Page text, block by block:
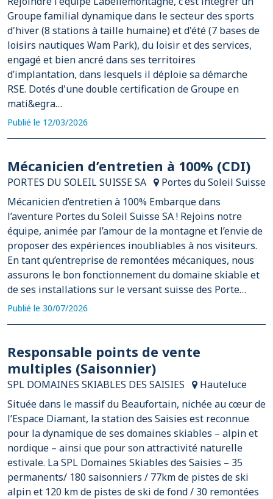
Groupe familial dynamique dans le secteur des sports
d'hiver (8 stations à taille humaine) et d'été (7 bases de
loisirs nautiques Wam Park), du loisir et des services,
engagé et bien ancré dans ses territoires
d’implantation, dans lesquels il déploie sa démarche
RSE. Dotés d'une double certification de Groupe en
mati&egra…
Publié le 12/03/2026
Mécanicien d’entretien à 100% (CDI)
PORTES DU SOLEIL SUISSE SA
Portes du Soleil Suisse
Mécanicien d’entretien à 100% Embarque dans
l’aventure Portes du Soleil Suisse SA ! Rejoins notre
équipe, animée par l’amour de la montagne et l’envie de
proposer des expériences inoubliables à nos visiteurs.
En tant qu’entreprise de remontées mécaniques, nous
assurons le bon fonctionnement du domaine skiable et
de ses installations sur le versant suisse des Porte…
Publié le 30/07/2026
Responsable points de vente
multiples (Saisonnier)
SPL DOMAINES SKIABLES DES SAISIES
Hauteluce
Située dans le massif du Beaufortain, nichée au cœur de
l’Espace Diamant, la station des Saisies est reconnue
pour la dynamique de ses domaines skiables – alpin et
nordique – ainsi que pour son attractivité naturelle
estivale. La SPL Domaines Skiables des Saisies – 35
permanents/ 180 saisonniers / 77km de pistes de ski
alpin et 120 km de pistes de ski de fond / 30 remontées